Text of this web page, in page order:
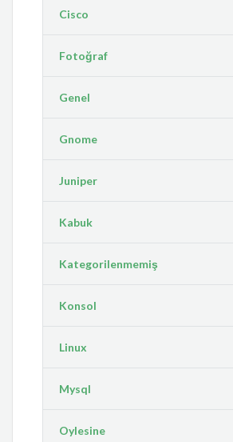
Cisco
Fotoğraf
Genel
Gnome
Juniper
Kabuk
Kategorilenmemiş
Konsol
Linux
Mysql
Oylesine